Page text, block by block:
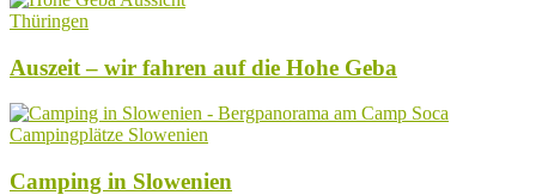
Thüringen
Auszeit – wir fahren auf die Hohe Geba
Campingplätze Slowenien
Camping in Slowenien